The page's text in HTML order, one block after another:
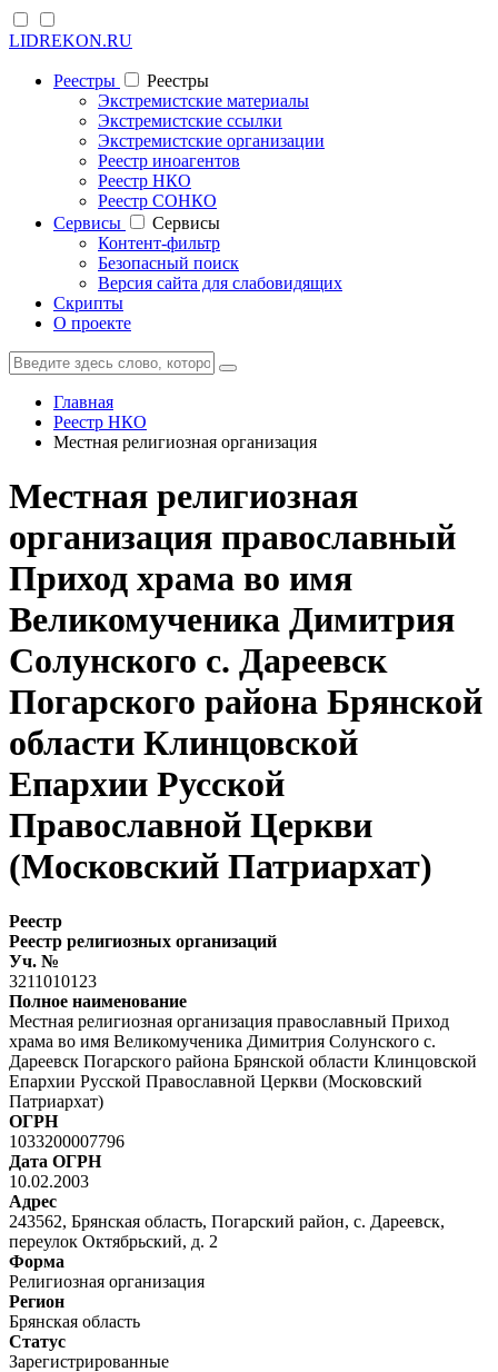
LIDREKON.RU
Реестры
Реестры
Экстремистские материалы
Экстремистские ссылки
Экстремистские организации
Реестр иноагентов
Реестр НКО
Реестр СОНКО
Cервисы
Cервисы
Контент-фильтр
Безопасный поиск
Версия сайта для слабовидящих
Скрипты
О проекте
Главная
Реестр НКО
Местная религиозная организация
Местная религиозная
организация православный
Приход храма во имя
Великомученика Димитрия
Солунского с. Дареевск
Погарского района Брянской
области Клинцовской
Епархии Русской
Православной Церкви
(Московский Патриархат)
Реестр
Реестр религиозных организаций
Уч. №
3211010123
Полное наименование
Местная религиозная организация православный Приход
храма во имя Великомученика Димитрия Солунского с.
Дареевск Погарского района Брянской области Клинцовской
Епархии Русской Православной Церкви (Московский
Патриархат)
ОГРН
1033200007796
Дата ОГРН
10.02.2003
Адрес
243562, Брянская область, Погарский район, с. Дареевск,
переулок Октябрьский, д. 2
Форма
Религиозная организация
Регион
Брянская область
Статус
Зарегистрированные